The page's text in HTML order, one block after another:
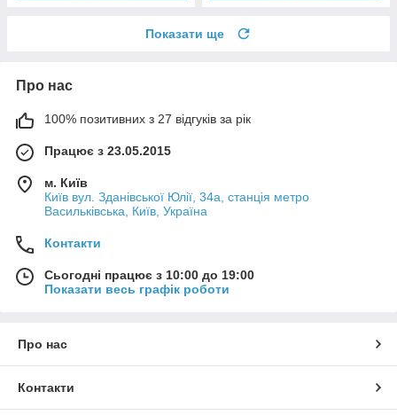
Показати ще
Про нас
100% позитивних з 27 відгуків за рік
Працює з 23.05.2015
м. Київ
Київ вул. Зданівської Юлії, 34а, станція метро
Васильківська, Київ, Україна
Контакти
Сьогодні працює з 10:00 до 19:00
Показати весь графік роботи
Про нас
Контакти